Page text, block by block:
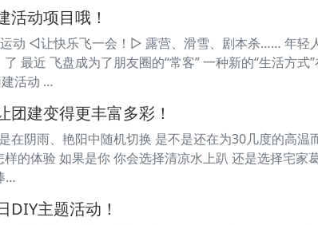
动项目哦！
动 ◁让快乐飞一会！▷ 露营、滑雪、剧本杀…… 年轻
最近 飞盘成为了朋友圈的“常客” 一种新的“生活方式”
活动 …
建变得更丰富多彩！
阴雨、艳阳中随机切换 是不是还在为30几度的高温
的体验 如果是你 你会选择清凉水上趴 还是选择宅家
…
主题活动！